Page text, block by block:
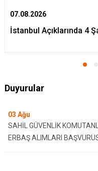
07.08.2026
İstanbul Açıklarında 4
Duyurular
03 Ağu
SAHİL GÜVENLİK
ERBAŞ ALIMLARI